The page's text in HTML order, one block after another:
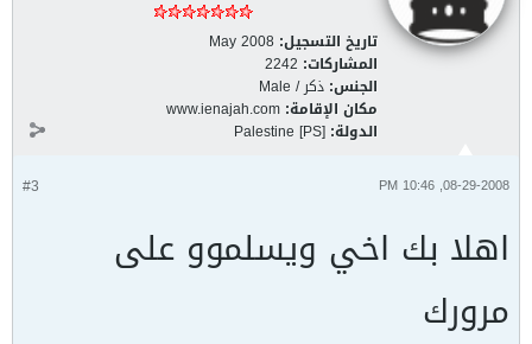
تاريخ التسجيل: May 2008
المشاركات: 2242
الجنس: ذكر / Male
مكان الإقامة: www.ienajah.com
الدولة: Palestine [PS]
#3 08-29-2008, 10:46 PM
اهلا بك اخي ويسلموو على
مرورك